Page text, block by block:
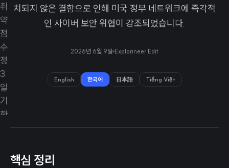
치되지 않은 결함으로 인해 미국 정부 네트워크에 즉각적
인 사이버 보안 위협이 강조되었습니다.
2026년 6월 9일 Explorineer Edit
English 한국어 日本語 Tiếng Việt
핵심 정리